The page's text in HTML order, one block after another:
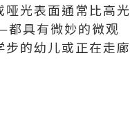
光表面通常比高光
具有微妙的微观
的幼儿或正在走廊